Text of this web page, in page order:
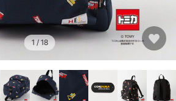
1/ 18